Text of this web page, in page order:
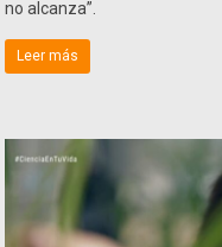
no alcanza”.
Leer más